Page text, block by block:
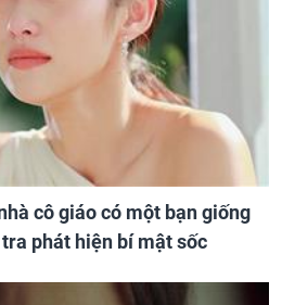
cô giáo có một bạn giống
phát hiện bí mật sốc